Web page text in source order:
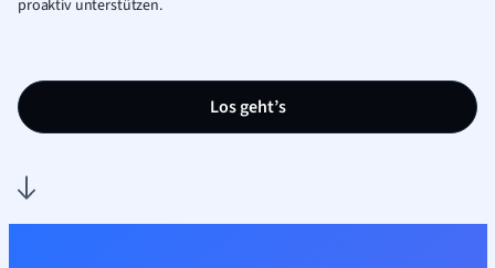
proaktiv unterstützen.
Los geht’s